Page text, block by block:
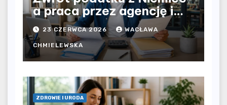
a praca przez agencję i
bezpośrednio u
pracodawcy – jak
rozliczyć oba źródła
dochodu?
23 CZERWCA 2026 WACŁAWA
CHMIELEWSKA
ZDROWIE I URODA